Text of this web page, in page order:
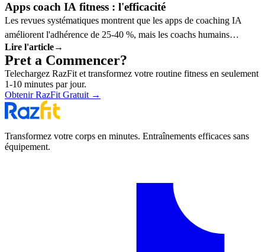
Apps coach IA fitness : l'efficacité
Les revues systématiques montrent que les apps de coaching IA
améliorent l'adhérence de 25-40 %, mais les coachs humains
dominent en correction de forme.
Lire l'article→
Pret a Commencer?
Telechargez RazFit et transformez votre routine fitness en seulement
1-10 minutes par jour.
Obtenir RazFit Gratuit →
Transformez votre corps en minutes. Entraînements efficaces sans
équipement.